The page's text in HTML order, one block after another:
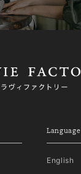
Language
English